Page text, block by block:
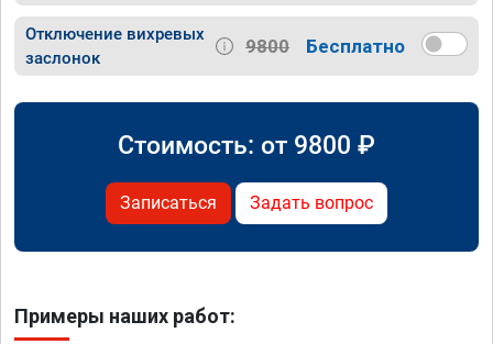
Отключение вихревых
заслонок
9800 Бесплатно
Стоимость: от 9800 ₽
Записаться Задать вопрос
Примеры наших работ: